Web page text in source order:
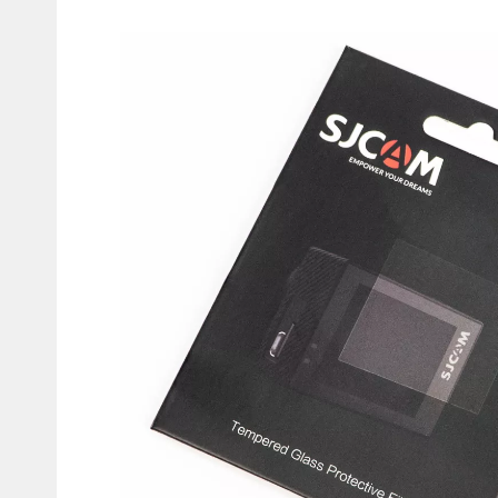
Термобелье, подшлемники,
Функциональная одежда
Мотозеркала
Моторучки
Мото сумки
Тубус для
Защита рук
Авто GPS навигаторы
Видеорегистраторы
Диктофоны и